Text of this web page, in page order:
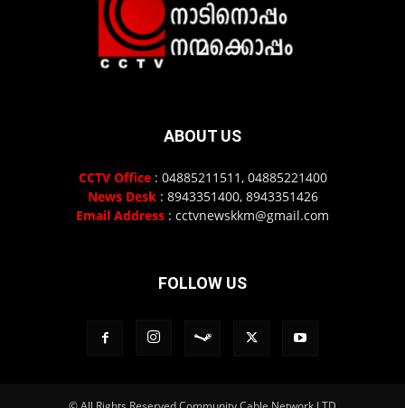
ABOUT US
CCTV Office: 04885211511, 04885221400
News Desk: 8943351400, 8943351426
Email Address : cctvnewskkm@gmail.com
FOLLOW US